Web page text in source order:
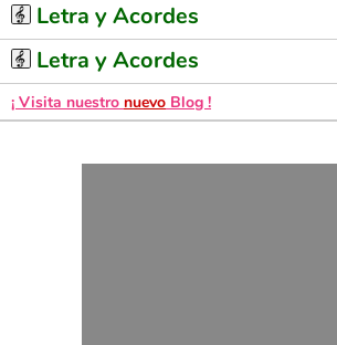
Letra y Acordes
Letra y Acordes
¡ Visita nuestro nuevo Blog !